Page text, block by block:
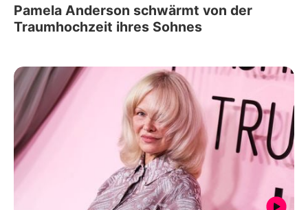
Pamela Anderson schwärmt von der
Traumhochzeit ihres Sohnes